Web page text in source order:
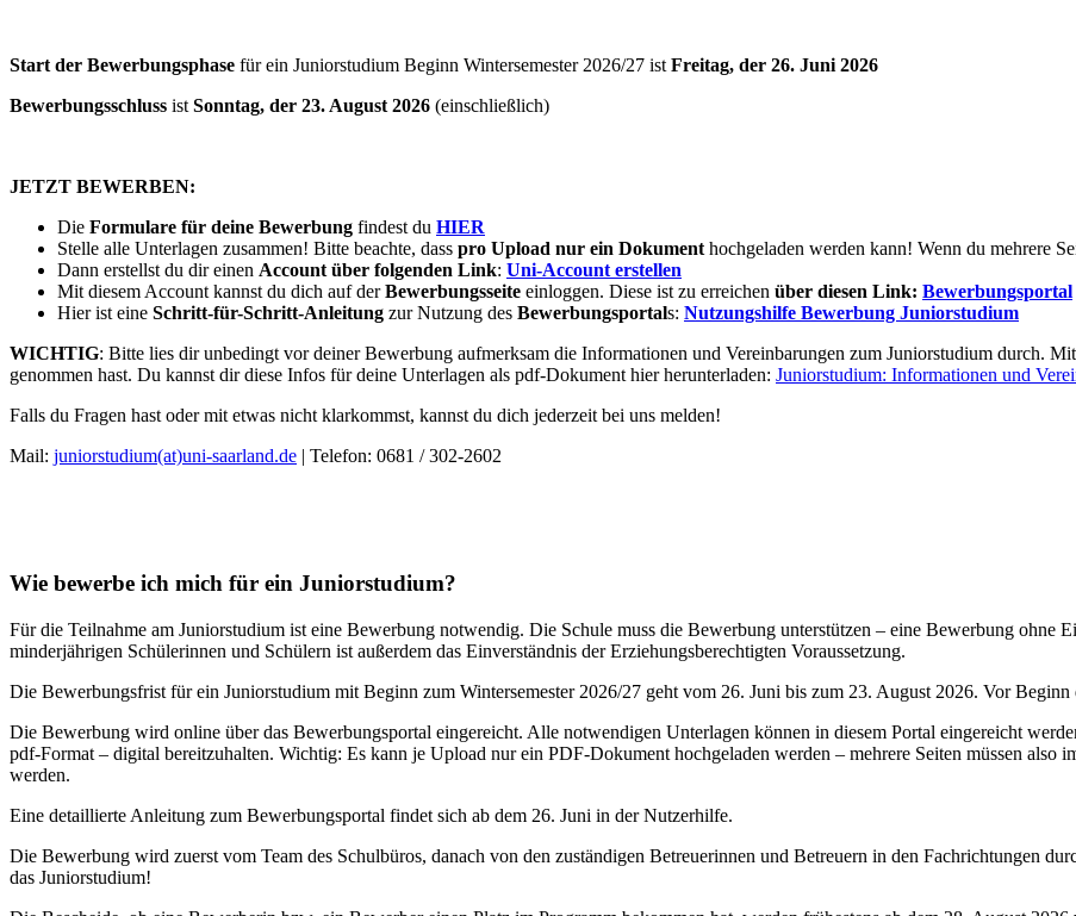
Start der Bewerbungsphase für ein Juniorstudium Beginn Wintersemester 2026/27 ist Freitag, der 26. Juni 2026
Bewerbungsschluss ist Sonntag, der 23. August 2026 (einschließlich)
JETZT BEWERBEN:
Die Formulare für deine Bewerbung findest du HIER
Stelle alle Unterlagen zusammen! Bitte beachte, dass pro Upload nur ein Dokument hochgeladen werden kann! Wenn du mehrere
Dann erstellst du dir einen Account über folgenden Link: Uni-Account erstellen
Mit diesem Account kannst du dich auf derBewerbungsseite einloggen. Diese ist zu erreichen über diesen Link: Bewerbungsportal
Hier ist eine Schritt-für-Schritt-Anleitung zur Nutzung des Bewerbungsportals: Nutzungshilfe Bewerbung Juniorstudium
WICHTIG: Bitte lies dir unbedingt vor deiner Bewerbung aufmerksam die Informationen und Vereinbarungen zum Juniorstudium durch.
genommen hast. Du kannst dir diese Infos für deine Unterlagen als pdf-Dokument hier herunterladen: Juniorstudium: Informationen und
Falls du Fragen hast oder mit etwas nicht klarkommst, kannst du dich jederzeit bei uns melden!
Mail: juniorstudium(at)uni-saarland.de | Telefon: 0681 / 302-2602
Wie bewerbe ich mich für ein Juniorstudium?
Für die Teilnahme am Juniorstudium ist eine Bewerbung notwendig. Die Schule muss die Bewerbung unterstützen – eine Bewerbung ohne
minderjährigen Schülerinnen und Schülern ist außerdem das Einverständnis der Erziehungsberechtigten Voraussetzung.
Die Bewerbungsfrist für ein Juniorstudium mit Beginn zum Wintersemester 2026/27 geht vom 26. Juni bis zum 23. August 2026. Vor
Die Bewerbung wird online über das Bewerbungsportal eingereicht. Alle notwendigen Unterlagen können in diesem Portal eingereicht
pdf-Format – digital bereitzuhalten. Wichtig: Es kann je Upload nur ein PDF-Dokument hochgeladen werden – mehrere Seiten müssen also
werden.
Eine detaillierte Anleitung zum Bewerbungsportal findet sich ab dem 26. Juni in der Nutzerhilfe.
Die Bewerbung wird zuerst vom Team des Schulbüros, danach von den zuständigen Betreuerinnen und Betreuern in den Fachrichtungen
das Juniorstudium!